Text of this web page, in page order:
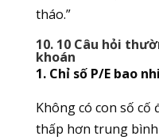
tháo.”
10. 10 Câu hỏi
khoán
1. Chỉ số P/E bao
Không có con số
thấp hơn trung